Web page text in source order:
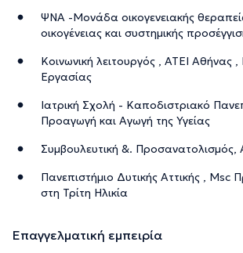
ΨΝΑ -Μονάδα οικογενειακής
οικογένειας και συστημικής
Κοινωνική λειτουργός , ΑΤΕΙ Αθήνας ,
Εργασίας
Ιατρική Σχολή - Καποδιστριακό
Προαγωγή και Αγωγή της Υγείας
Συμβουλευτική &. Προσανατολισμός,
Πανεπιστήμιο Δυτικής Αττικής , Msc
στη Τρίτη Ηλικία
Επαγγελματική εμπειρία